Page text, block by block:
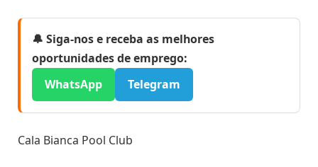
🔔 Siga-nos e receba as melhores
oportunidades de emprego:
WhatsApp
Telegram
Cala Bianca Pool Club